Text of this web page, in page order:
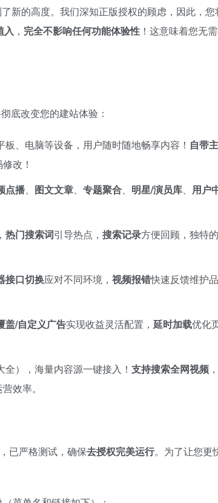
新的高度。我们深知正版授权的顾虑，因此，您
入 ，​ 完全不影响任何功能体验性 ！这意味着您无
底改变您的建站体验：
、电脑等设备，用户随时随地畅享内容！​ 自带
改！
点播、 图文文章、 专题聚合、 明星/演员库、 用户
热门搜索词引导热点，​ 搜索记录方便回顾，独特的
接口切换应对不同环境，​ 视频报错快速反馈维护品
盖/自定义广告实现收益灵活配置，​ 延时加载优化
全），海量内容源一键接入！​ 支持搜索全网视频
效率。
已严格测试，确保去授权完美运行。为了让您更